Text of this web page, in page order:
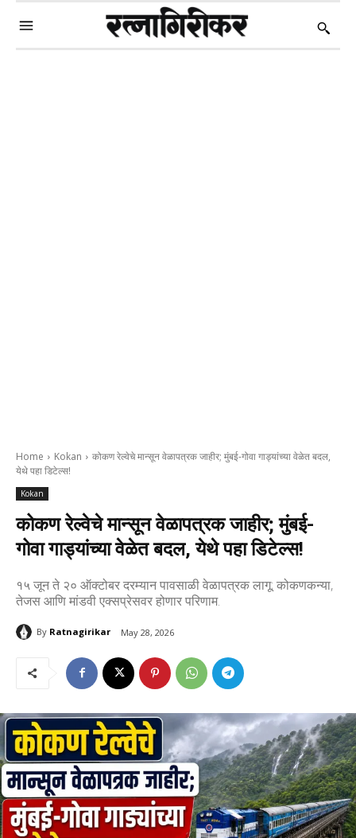
Home Kokan
कोकण रेल्वेचे मान्सून वेळापत्रक जाहीर; मुंबई-गोवा गाड्यांच्या वेळेत बदल,
येथे पहा डिटेल्स!
Kokan
कोकण रेल्वेचे मान्सून वेळापत्रक जाहीर; मुंबई-
गोवा गाड्यांच्या वेळेत बदल, येथे पहा डिटेल्स!
१५ जून ते २० ऑक्टोबर दरम्यान पावसाळी वेळापत्रक लागू; कोकणकन्या,
तेजस आणि मांडवी एक्सप्रेसवर होणार परिणाम.
By Ratnagirikar May 28, 2026